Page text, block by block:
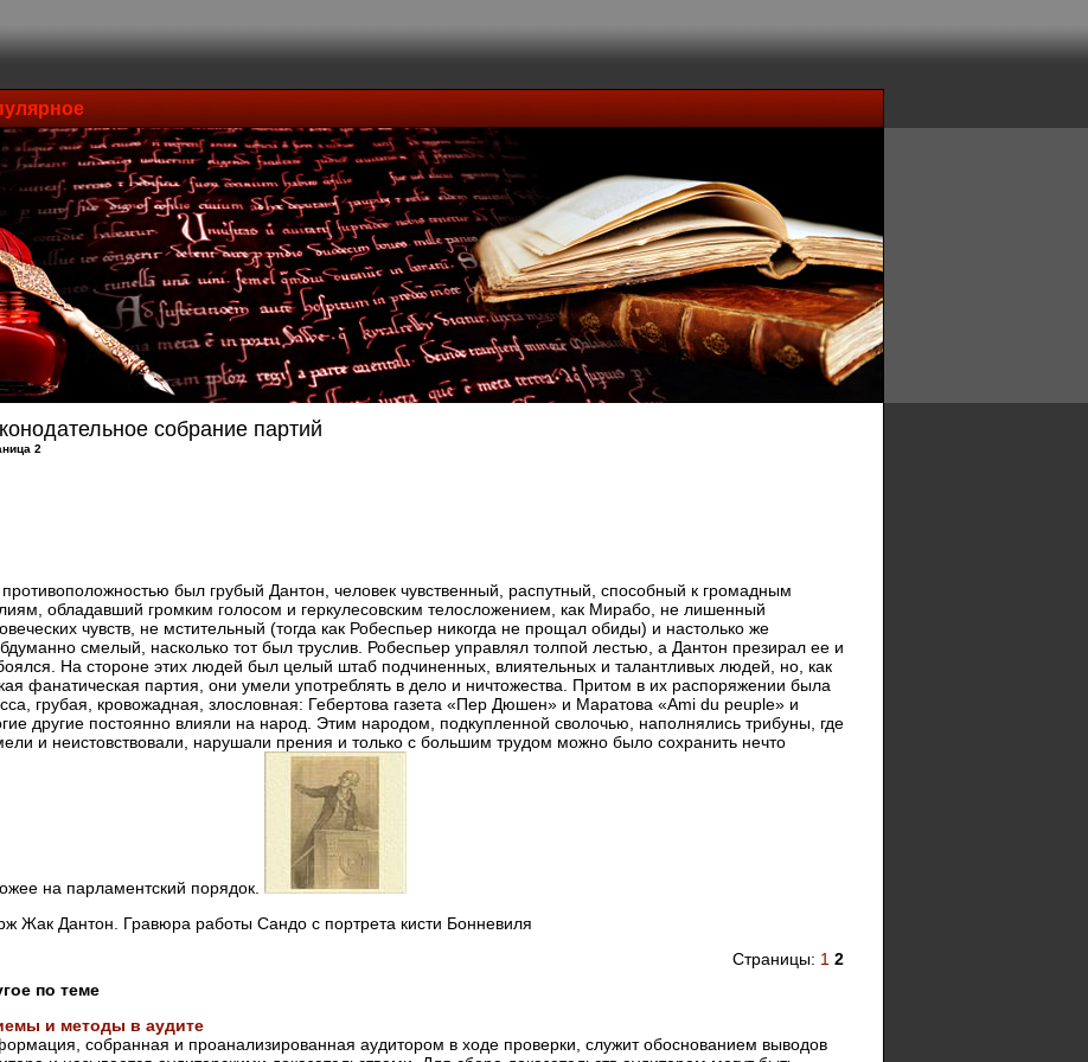
собрание партий
2
противоположностью был грубый Дантон, человек чувственный, распутный, способный к громадным
обладавший громким голосом и геркулесовским телосложением, как Мирабо, не лишенный
чувств, не мстительный (тогда как Робеспьер никогда не прощал обиды) и настолько же
смелый, насколько тот был труслив. Робеспьер управлял толпой лестью, а Дантон презирал ее и
На стороне этих людей был целый штаб подчиненных, влиятельных и талантливых людей, но, как
фанатическая партия, они умели употреблять в дело и ничтожества. Притом в их распоряжении была
грубая, кровожадная, злословная: Гебертова газета «Пер Дюшен» и Маратова «Ami du peuple» и
другие постоянно влияли на народ. Этим народом, подкупленной сволочью, наполнялись трибуны, где
и неистовствовали, нарушали прения и только с большим трудом можно было сохранить нечто
на парламентский порядок.
Жак Дантон. Гравюра работы Сандо с портрета кисти Бонневиля
Страницы: 1 2
по теме
и методы в аудите
собранная и проанализированная аудитором в ходе проверки, служит обоснованием выводов